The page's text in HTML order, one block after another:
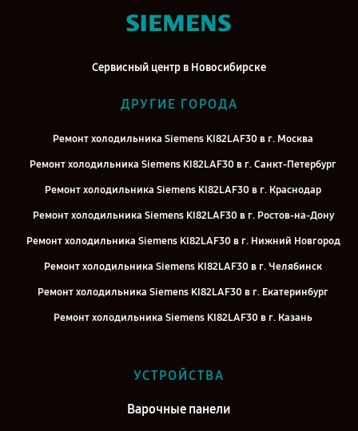
Сервисный центр в Новосибирске
ДРУГИЕ ГОРОДА
Ремонт холодильника Siemens KI82LAF30 в г. Москва
Ремонт холодильника Siemens KI82LAF30 в г. Санкт-Петербург
Ремонт холодильника Siemens KI82LAF30 в г. Краснодар
Ремонт холодильника Siemens KI82LAF30 в г. Ростов-на-Дону
Ремонт холодильника Siemens KI82LAF30 в г. Нижний Новгород
Ремонт холодильника Siemens KI82LAF30 в г. Челябинск
Ремонт холодильника Siemens KI82LAF30 в г. Екатеринбург
Ремонт холодильника Siemens KI82LAF30 в г. Казань
Ремонт холодильника Siemens KI82LAF30 в г. Саратов
Ремонт холодильника Siemens KI82LAF30 в г. Киров
УСТРОЙСТВА
Варочные панели